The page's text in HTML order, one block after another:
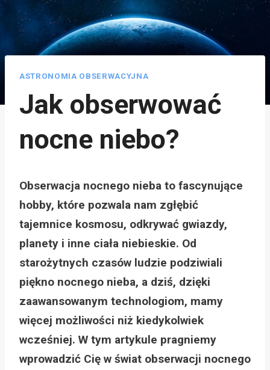
ASTRONOMIA OBSERWACYJNA
Jak obserwować
nocne niebo?
Obserwacja nocnego nieba to fascynujące
hobby, które pozwala nam zgłębić
tajemnice kosmosu, odkrywać gwiazdy,
planety i inne ciała niebieskie. Od
starożytnych czasów ludzie podziwiali
piękno nocnego nieba, a dziś, dzięki
zaawansowanym technologiom, mamy
więcej możliwości niż kiedykolwiek
wcześniej. W tym artykule pragniemy
wprowadzić Cię w świat obserwacji nocnego